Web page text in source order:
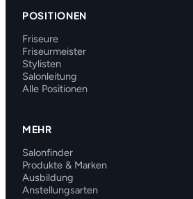
POSITIONEN
Friseure
Friseurmeister
Stylisten
Salonleitung
Alle Positionen
MEHR
Salonfinder
Produkte & Marken
Ausbildung
Anstellungsarten